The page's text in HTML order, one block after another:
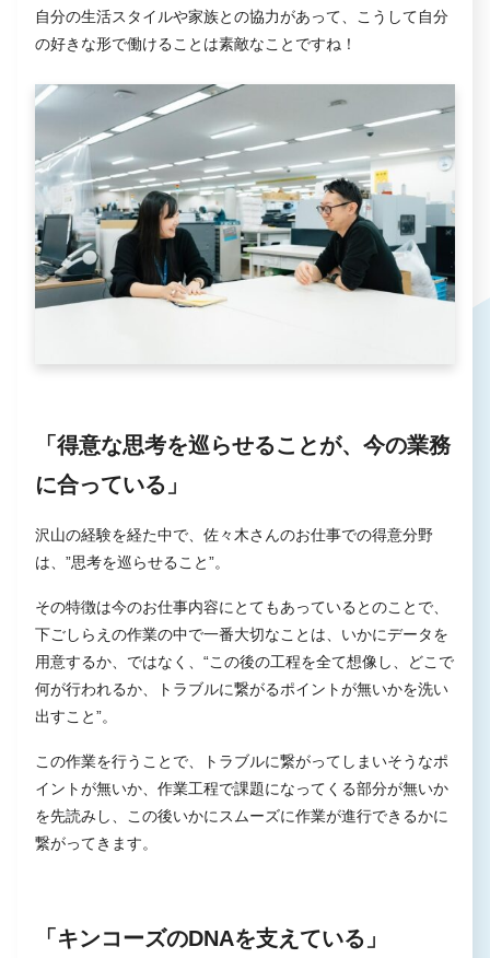
自分の生活スタイルや家族との協力があって、こうして自分
の好きな形で働けることは素敵なことですね！
「得意な思考を巡らせることが、今の業務
に合っている」
沢山の経験を経た中で、佐々木さんのお仕事での得意分野
は、”思考を巡らせること”。
その特徴は今のお仕事内容にとてもあっているとのことで、
下ごしらえの作業の中で一番大切なことは、いかにデータを
用意するか、ではなく、“この後の工程を全て想像し、どこで
何が行われるか、トラブルに繋がるポイントが無いかを洗い
出すこと”。
この作業を行うことで、トラブルに繋がってしまいそうなポ
イントが無いか、作業工程で課題になってくる部分が無いか
を先読みし、この後いかにスムーズに作業が進行できるかに
繋がってきます。
「キンコーズのDNAを支えている」